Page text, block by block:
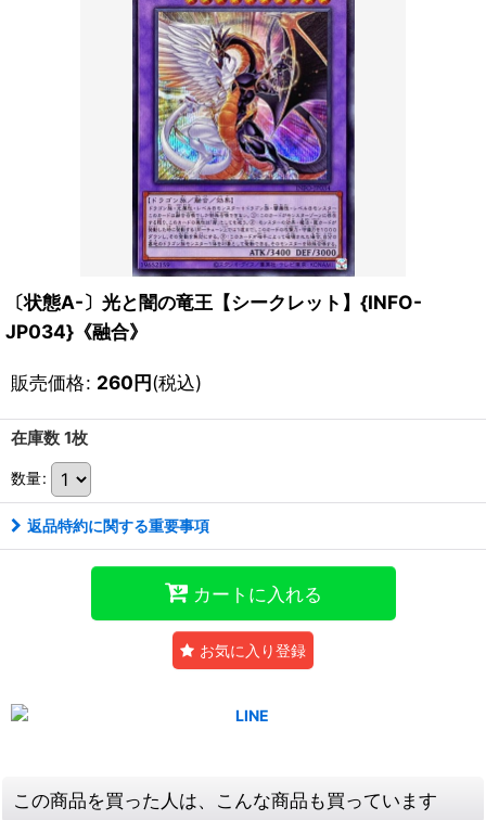
〔状態A-〕光と闇の竜王【シークレット】{INFO-
JP034}《融合》
販売価格: 260円(税込)
在庫数 1枚
数量:
返品特約に関する重要事項
カートに入れる
お気に入り登録
この商品を買った人は、こんな商品も買っています